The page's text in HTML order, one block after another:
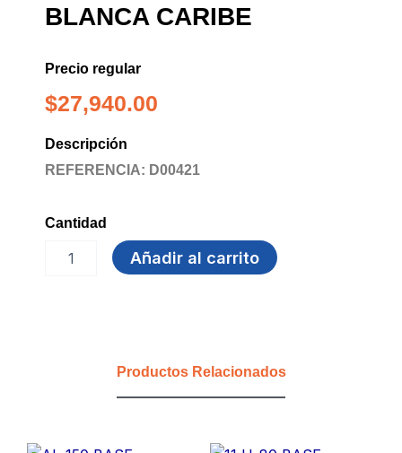
BLANCA CARIBE
Precio regular
$27,940.00
Descripción
REFERENCIA: D00421
Cantidad
CARGADERA
Añadir al carrito
Productos Relacionados